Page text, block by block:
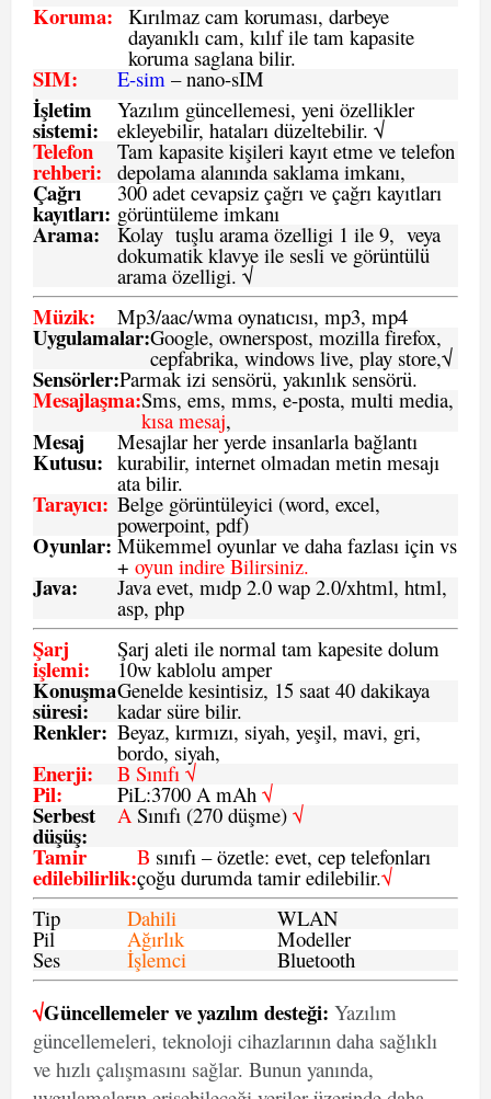
Koruma: Kırılmaz cam koruması, darbeye
dayanıklı cam, kılıf ile tam kapasite
koruma saglana bilir.
SIM: E-sim – nano-sIM
İşletim
sistemi:
Yazılım güncellemesi, yeni özellikler
ekleyebilir, hataları düzeltebilir. √
Telefon
rehberi:
Tam kapasite kişileri kayıt etme ve telefon
depolama alanında saklama imkanı,
Çağrı
kayıtları:
300 adet cevapsiz çağrı ve çağrı kayıtları
görüntüleme imkanı
Arama: Kolay tuşlu arama özelligi 1 ile 9, veya
dokumatik klavye ile sesli ve görüntülü
arama özelligi. √
Müzik: Mp3/aac/wma oynatıcısı, mp3, mp4
Uygulamalar:Google, ownerspost, mozilla firefox,
cepfabrika, windows live, play store,√
Sensörler:Parmak izi sensörü, yakınlık sensörü.
Mesajlaşma:Sms, ems, mms, e-posta, multi media,
kısa mesaj,
Mesaj
Kutusu:
Mesajlar her yerde insanlarla bağlantı
kurabilir, internet olmadan metin mesajı
ata bilir.
Tarayıcı: Belge görüntüleyici (word, excel,
powerpoint, pdf)
Oyunlar: Mükemmel oyunlar ve daha fazlası için vs
+ oyun indire Bilirsiniz.
Java: Java evet, mıdp 2.0 wap 2.0/xhtml, html,
asp, php
Şarj
işlemi:
Şarj aleti ile normal tam kapesite dolum
10w kablolu amper
Konuşma
süresi:
Genelde kesintisiz, 15 saat 40 dakikaya
kadar süre bilir.
Renkler: Beyaz, kırmızı, siyah, yeşil, mavi, gri,
bordo, siyah,
Enerji: B Sınıfı √
Pil: PiL:3700 A mAh √
Serbest
düşüş:
ASınıfı (270 düşme) √
Tamir
edilebilirlik:
B sınıfı – özetle: evet, cep telefonları
çoğu durumda tamir edilebilir.√
Tip
Dahili WLAN
Pil Ağırlık Modeller
Ses İşlemci Bluetooth
√Güncellemeler ve yazılım desteği: Yazılım
güncellemeleri, teknoloji cihazlarının daha sağlıklı
ve hızlı çalışmasını sağlar. Bunun yanında,